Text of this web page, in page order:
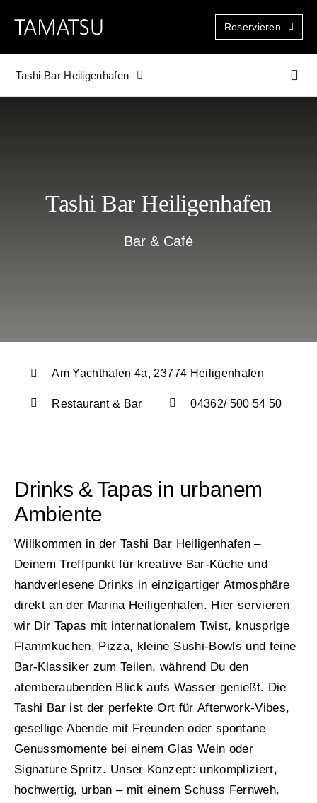
Inhalt
springen
Reservieren
Tashi Bar Heiligenhafen
Tashi Bar Heiligenhafen
Bar & Café
Am Yachthafen 4a, 23774 Heiligenhafen
Restaurant & Bar 04362/ 500 54 50
Drinks & Tapas in urbanem
Ambiente
Willkommen in der Tashi Bar Heiligenhafen –
Deinem Treffpunkt für kreative Bar-Küche und
handverlesene Drinks in einzigartiger Atmosphäre
direkt an der Marina Heiligenhafen. Hier servieren
wir Dir Tapas mit internationalem Twist, knusprige
Flammkuchen, Pizza, kleine Sushi-Bowls und feine
Bar-Klassiker zum Teilen, während Du den
atemberaubenden Blick aufs Wasser genießt. Die
Tashi Bar ist der perfekte Ort für Afterwork-Vibes,
gesellige Abende mit Freunden oder spontane
Genussmomente bei einem Glas Wein oder
Signature Spritz. Unser Konzept: unkompliziert,
hochwertig, urban – mit einem Schuss Fernweh.